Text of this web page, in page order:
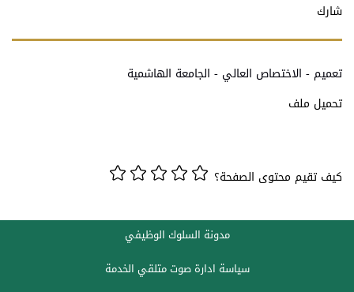
شارك
تعميم - الاختصاص العالي - الجامعة الهاشمية
تحميل ملف
كيف تقيم محتوى الصفحة؟
مدونة السلوك الوظيفي
سياسة ادارة صوت متلقي الخدمة